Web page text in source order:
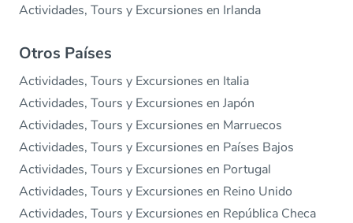
Actividades, Tours y Excursiones en Irlanda
Otros Países
Actividades, Tours y Excursiones en Italia
Actividades, Tours y Excursiones en Japón
Actividades, Tours y Excursiones en Marruecos
Actividades, Tours y Excursiones en Países Bajos
Actividades, Tours y Excursiones en Portugal
Actividades, Tours y Excursiones en Reino Unido
Actividades, Tours y Excursiones en República Checa